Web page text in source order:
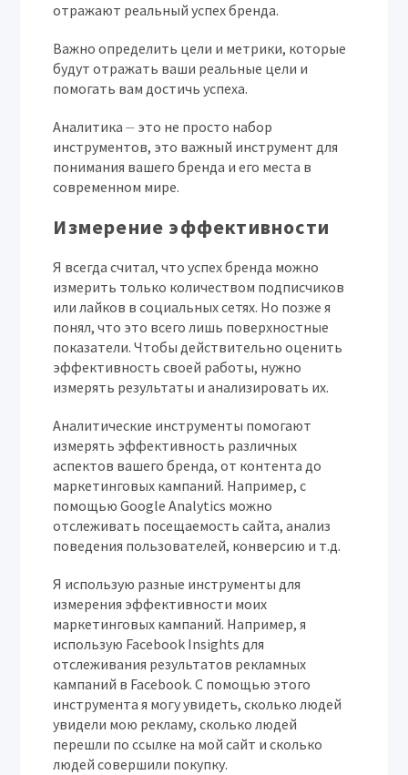
отражают реальный успех бренда.
Важно определить цели и метрики, которые
будут отражать ваши реальные цели и
помогать вам достичь успеха.
Аналитика ⏤ это не просто набор
инструментов, это важный инструмент для
понимания вашего бренда и его места в
современном мире.
Измерение эффективности
Я всегда считал, что успех бренда можно
измерить только количеством подписчиков
или лайков в социальных сетях. Но позже я
понял, что это всего лишь поверхностные
показатели. Чтобы действительно оценить
эффективность своей работы, нужно
измерять результаты и анализировать их.
Аналитические инструменты помогают
измерять эффективность различных
аспектов вашего бренда, от контента до
маркетинговых кампаний. Например, с
помощью Google Analytics можно
отслеживать посещаемость сайта, анализ
поведения пользователей, конверсию и т.д.
Я использую разные инструменты для
измерения эффективности моих
маркетинговых кампаний. Например, я
использую Facebook Insights для
отслеживания результатов рекламных
кампаний в Facebook. С помощью этого
инструмента я могу увидеть, сколько людей
увидели мою рекламу, сколько людей
перешли по ссылке на мой сайт и сколько
людей совершили покупку.